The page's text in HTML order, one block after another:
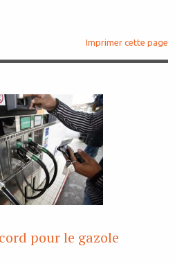
Imprimer cette page
pour le gazole